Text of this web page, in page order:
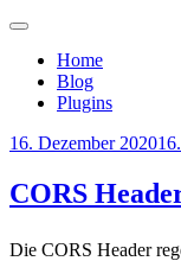
Zum
springen
WP
Wordpress
Menü
Home
Blog
Plugins
16. Dezember 2020
CORS
Die CORS Header